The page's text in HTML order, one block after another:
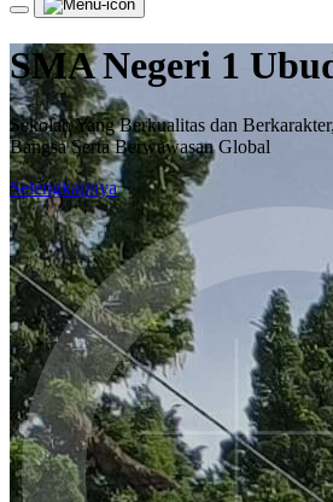
SMA Negeri 1
Sekolah Yang Berkualitas dan
Bangsa Serta Berwawasan Global
Selengkapnya